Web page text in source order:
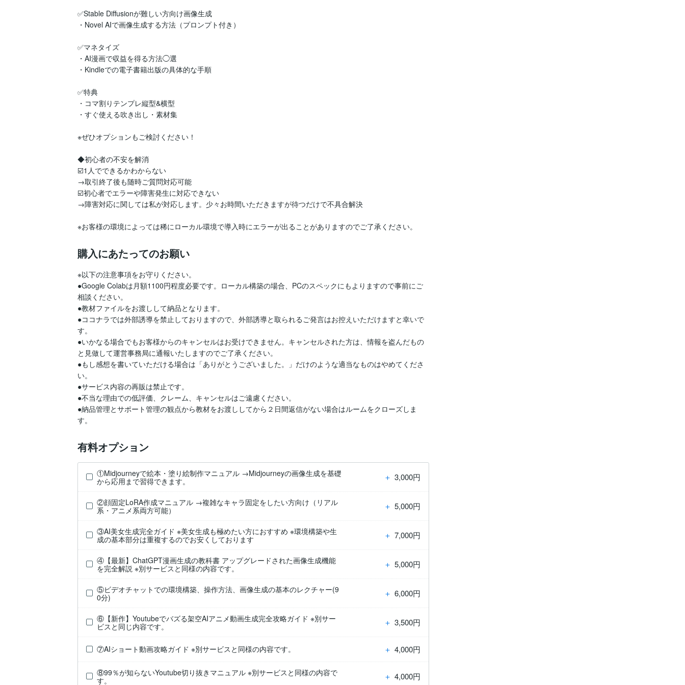
✅Stable Diffusionが難しい方向け画像生成
・Novel AIで画像生成する方法（プロンプト付き）
✅マネタイズ
・AI漫画で収益を得る方法◯選
・Kindleでの電子書籍出版の具体的な手順
✅特典
・コマ割りテンプレ縦型&横型
・すぐ使える吹き出し・素材集
※ぜひオプションもご検討ください！
◆初心者の不安を解消
☑️1人でできるかわからない
→取引終了後も随時ご質問対応可能
☑️初心者でエラーや障害発生に対応できない
→障害対応に関しては私が対応します。少々お時間いただきますが待つだけで不具合解決
※お客様の環境によっては稀にローカル環境で導入時にエラーが出ることがありますのでご了承ください。
購入にあたってのお願い
※以下の注意事項をお守りください。
●Google Colabは月額1100円程度必要です。ローカル構築の場合、PCのスペックにもよりますので事前にご
相談ください。
●教材ファイルをお渡しして納品となります。
●ココナラでは外部誘導を禁止しておりますので、外部誘導と取られるご発言はお控えいただけますと幸いで
す。
●いかなる場合でもお客様からのキャンセルはお受けできません。キャンセルされた方は、情報を盗んだもの
と見做して運営事務局に通報いたしますのでご了承ください。
●もし感想を書いていただける場合は「ありがとうございました。」だけのような適当なものはやめてくださ
い。
●サービス内容の再販は禁止です。
●不当な理由での低評価、クレーム、キャンセルはご遠慮ください。
●納品管理とサポート管理の観点から教材をお渡ししてから２日間返信がない場合はルームをクローズしま
す。
有料オプション
①Midjourneyで絵本・塗り絵制作マニュアル →Midjourneyの画像生成を基礎
から応用まで習得できます。
＋ 3,000円
②顔固定LoRA作成マニュアル →複雑なキャラ固定をしたい方向け（リアル
系・アニメ系両方可能）
＋ 5,000円
③AI美女生成完全ガイド ※美女生成も極めたい方におすすめ ※環境構築や生
成の基本部分は重複するのでお安くしております
＋ 7,000円
④【最新】ChatGPT漫画生成の教科書 アップグレードされた画像生成機能
を完全解説 ※別サービスと同様の内容です。
＋ 5,000円
⑤ビデオチャットでの環境構築、操作方法、画像生成の基本のレクチャー(9
0分)
＋ 6,000円
⑥【新作】Youtubeでバズる架空AIアニメ動画生成完全攻略ガイド ※別サー
ビスと同じ内容です。
＋ 3,500円
⑦AIショート動画攻略ガイド ※別サービスと同様の内容です。 ＋ 4,000円
⑧99％が知らないYoutube切り抜きマニュアル ※別サービスと同様の内容で
す。
＋ 4,000円